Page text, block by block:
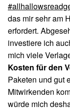
das mir sehr am
erfordert.
investiere ich
mich viele
Kosten für den
Paketen und gut
Mitwirkenden
würde mich